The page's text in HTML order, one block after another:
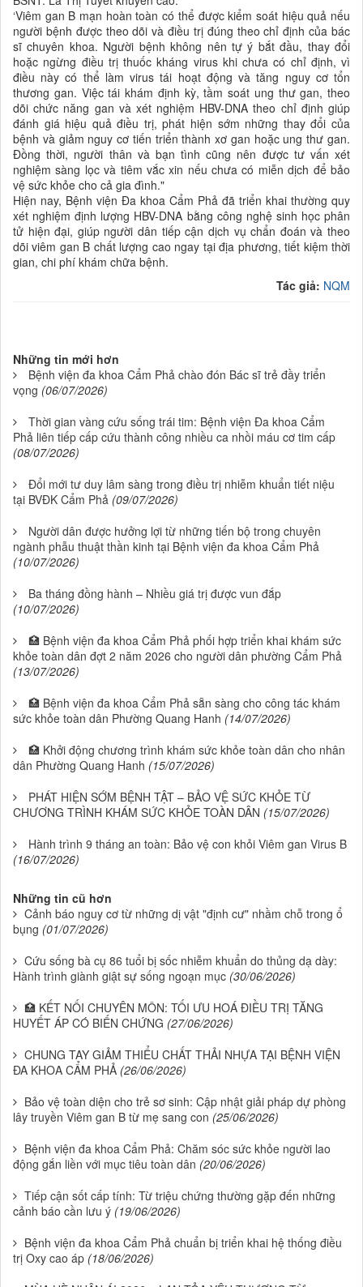
‘Viêm gan B mạn hoàn toàn có thể được kiểm soát hiệu quả nếu
người bệnh được theo dõi và điều trị đúng theo chỉ định của bác
sĩ chuyên khoa. Người bệnh không nên tự ý bắt đầu, thay đổi
hoặc ngừng điều trị thuốc kháng virus khi chưa có chỉ định, vì
điều này có thể làm virus tái hoạt động và tăng nguy cơ tổn
thương gan. Việc tái khám định kỳ, tầm soát ung thư gan, theo
dõi chức năng gan và xét nghiệm HBV-DNA theo chỉ định giúp
đánh giá hiệu quả điều trị, phát hiện sớm những thay đổi của
bệnh và giảm nguy cơ tiến triển thành xơ gan hoặc ung thư gan.
Đồng thời, người thân và bạn tình cũng nên được tư vấn xét
nghiệm sàng lọc và tiêm vắc xin nếu chưa có miễn dịch để bảo
vệ sức khỏe cho cả gia đình."
Hiện nay, Bệnh viện Đa khoa Cẩm Phả đã triển khai thường quy
xét nghiệm định lượng HBV-DNA bằng công nghệ sinh học phân
tử hiện đại, giúp người dân tiếp cận dịch vụ chẩn đoán và theo
dõi viêm gan B chất lượng cao ngay tại địa phương, tiết kiệm thời
gian, chi phí khám chữa bệnh.
Tác giả: NQM
Những tin mới hơn
Bệnh viện đa khoa Cẩm Phả chào đón Bác sĩ trẻ đầy triển
vọng (06/07/2026)
Thời gian vàng cứu sống trái tim: Bệnh viện Đa khoa Cẩm
Phả liên tiếp cấp cứu thành công nhiều ca nhồi máu cơ tim cấp
(08/07/2026)
Đổi mới tư duy lâm sàng trong điều trị nhiễm khuẩn tiết niệu
tại BVĐK Cẩm Phả (09/07/2026)
Người dân được hưởng lợi từ những tiến bộ trong chuyên
ngành phẫu thuật thần kinh tại Bệnh viện đa khoa Cẩm Phả
(10/07/2026)
Ba tháng đồng hành – Nhiều giá trị được vun đắp
(10/07/2026)
🏥 Bệnh viện đa khoa Cẩm Phả phối hợp triển khai khám sức
khỏe toàn dân đợt 2 năm 2026 cho người dân phường Cẩm Phả
(13/07/2026)
🏥 Bệnh viện đa khoa Cẩm Phả sẵn sàng cho công tác khám
sức khỏe toàn dân Phường Quang Hanh (14/07/2026)
🏥 Khởi động chương trình khám sức khỏe toàn dân cho nhân
dân Phường Quang Hanh (15/07/2026)
PHÁT HIỆN SỚM BỆNH TẬT – BẢO VỆ SỨC KHỎE TỪ
CHƯƠNG TRÌNH KHÁM SỨC KHỎE TOÀN DÂN (15/07/2026)
Hành trình 9 tháng an toàn: Bảo vệ con khỏi Viêm gan Virus B
(16/07/2026)
Những tin cũ hơn
Cảnh báo nguy cơ từ những dị vật "định cư" nhầm chỗ trong ổ
bụng (01/07/2026)
Cứu sống bà cụ 86 tuổi bị sốc nhiễm khuẩn do thủng dạ dày:
Hành trình giành giật sự sống ngoạn mục (30/06/2026)
🏥 KẾT NỐI CHUYÊN MÔN: TỐI ƯU HOÁ ĐIỀU TRỊ TĂNG
HUYẾT ÁP CÓ BIẾN CHỨNG (27/06/2026)
CHUNG TAY GIẢM THIỂU CHẤT THẢI NHỰA TẠI BỆNH VIỆN
ĐA KHOA CẨM PHẢ (26/06/2026)
Bảo vệ toàn diện cho trẻ sơ sinh: Cập nhật giải pháp dự phòng
lây truyền Viêm gan B từ mẹ sang con (25/06/2026)
Bệnh viện đa khoa Cẩm Phả: Chăm sóc sức khỏe người lao
động gắn liền với mục tiêu toàn dân (20/06/2026)
Tiếp cận sốt cấp tính: Từ triệu chứng thường gặp đến những
cảnh báo cần lưu ý (19/06/2026)
Bệnh viện đa khoa Cẩm Phả chuẩn bị triển khai hệ thống điều
trị Oxy cao áp (18/06/2026)